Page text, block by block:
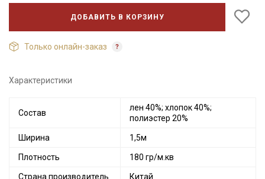
ДОБАВИТЬ В КОРЗИНУ
Только онлайн-заказ
Характеристики
Состав
лен 40%; хлопок 40%;
полиэстер 20%
Ширина 1,5м
Плотность 180 гр/м.кв
Страна производитель Китай